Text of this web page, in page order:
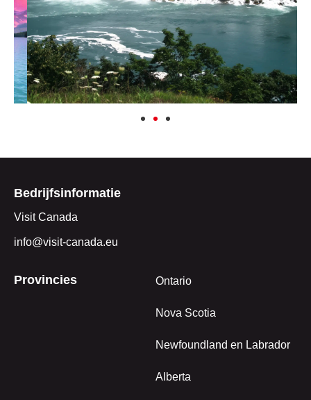
Bedrijfsinformatie
Visit Canada
info@visit-canada.eu
Provincies Ontario
Nova Scotia
Newfoundland en Labrador
Alberta